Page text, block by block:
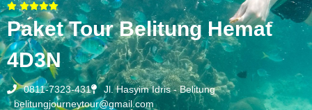
Paket Tour Belitung Hemat
4D3N
0811-7323-431
Jl. Hasyim Idris - Belitung
belitungjourneytour@gmail.com